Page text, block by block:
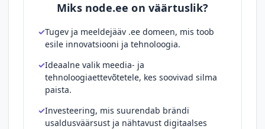
Miks node.ee on väärtuslik?
Tugev ja meeldejääv .ee domeen, mis toob
esile innovatsiooni ja tehnoloogia.
Ideaalne valik meedia- ja
tehnoloogiaettevõtetele, kes soovivad silma
paista.
Investeering, mis suurendab brändi
usaldusväärsust ja nähtavust digitaalses